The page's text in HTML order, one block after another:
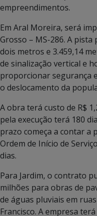
empreendimentos.
Em Aral Moreira, será
Grosso – MS-286. A
dois metros e 3.459,14
de sinalização vertical e
proporcionar segurança
o deslocamento da
A obra terá custo de R$
pela execução terá 180
prazo começa a contar a
Ordem de Início de
dias.
Para Jardim, o contrato
milhões para obras de
de águas pluviais em
Francisco. A empresa